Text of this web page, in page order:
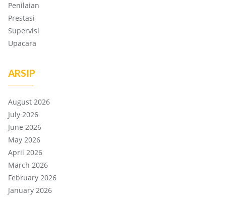
Penilaian
Prestasi
Supervisi
Upacara
ARSIP
August 2026
July 2026
June 2026
May 2026
April 2026
March 2026
February 2026
January 2026